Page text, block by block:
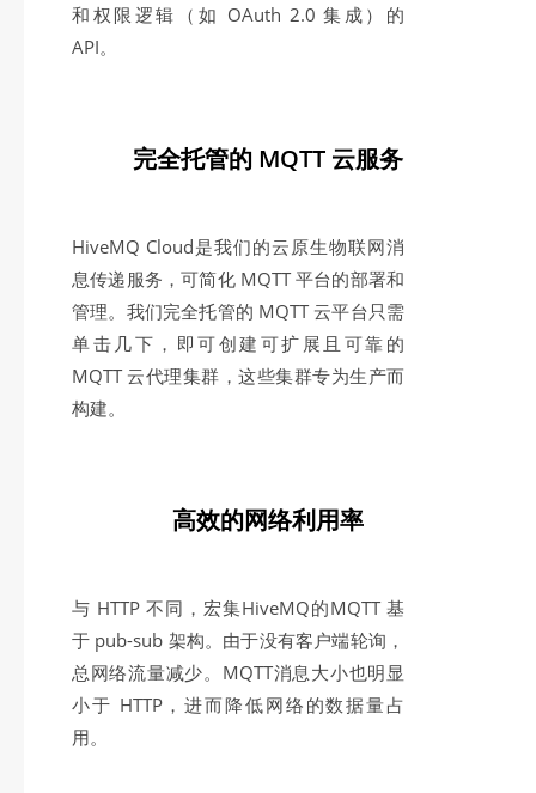
和权限逻辑（如 OAuth 2.0 集成）的
API。
完全托管的 MQTT 云服务
HiveMQ Cloud是我们的云原生物联网消
息传递服务，可简化 MQTT 平台的部署和
管理。我们完全托管的 MQTT 云平台只需
单击几下，即可创建可扩展且可靠的
MQTT 云代理集群，这些集群专为生产而
构建。
高效的网络利用率
与 HTTP 不同，宏集HiveMQ的MQTT 基
于 pub-sub 架构。由于没有客户端轮询，
总网络流量减少。MQTT消息大小也明显
小于 HTTP，进而降低网络的数据量占
用。